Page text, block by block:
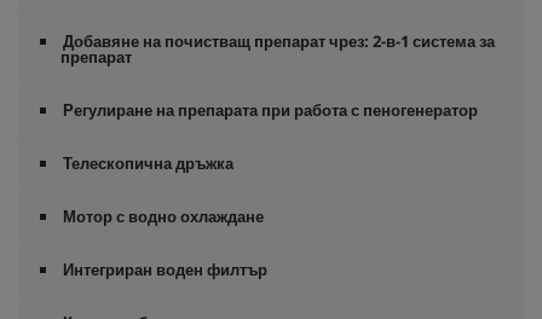
Добавяне на почистващ препарат чрез: 2-в-1 система за
препарат
Регулиране на препарата при работа с пеногенератор
Телескопична дръжка
Мотор с водно охлаждане
Интегриран воден филтър